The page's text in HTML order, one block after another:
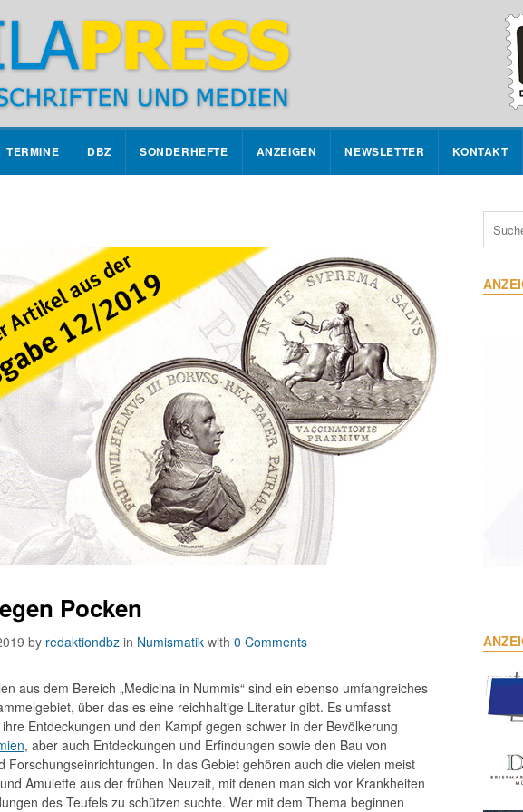
TERMINE DBZ SONDERHEFTE ANZEIGEN NEWSLETTER KONTAKT
Pocken
by redaktiondbz in Numismatik with 0 Comments
aus dem Bereich „Medicina in Nummis“ sind ein ebenso umfangreiches
über das es eine reichhaltige Literatur gibt. Es umfasst
Entdeckungen und den Kampf gegen schwer in der Bevölkerung
, aber auch Entdeckungen und Erfindungen sowie den Bau von
Forschungseinrichtungen. In das Gebiet gehören auch die vielen meist
Amulette aus der frühen Neuzeit, mit denen man sich vor Krankheiten
des Teufels zu schützen suchte. Wer mit dem Thema beginnen